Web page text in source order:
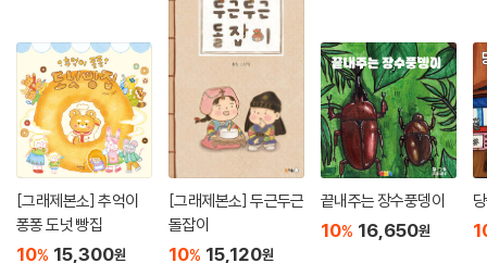
[그래제본소] 추억이
퐁퐁 도넛 빵집
10% 15,300원
[그래제본소] 두근두근
돌잡이
10% 15,120원
끝내주는 장수풍뎅이
10% 16,650원